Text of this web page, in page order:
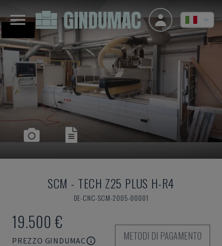
SCM - TECH Z25 PLUS H-R4
DE-CNC-SCM-2005-00001
19.500 €
PREZZO GINDUMAC
METODI DI PAGAMENTO